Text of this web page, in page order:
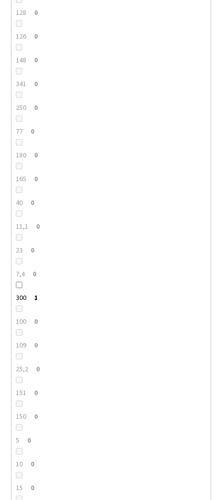
128 0
126 0
148 0
341 0
250 0
77 0
180 0
165 0
40 0
11,1 0
23 0
7,4 0
300 1
100 0
109 0
25,2 0
151 0
150 0
5 0
10 0
15 0